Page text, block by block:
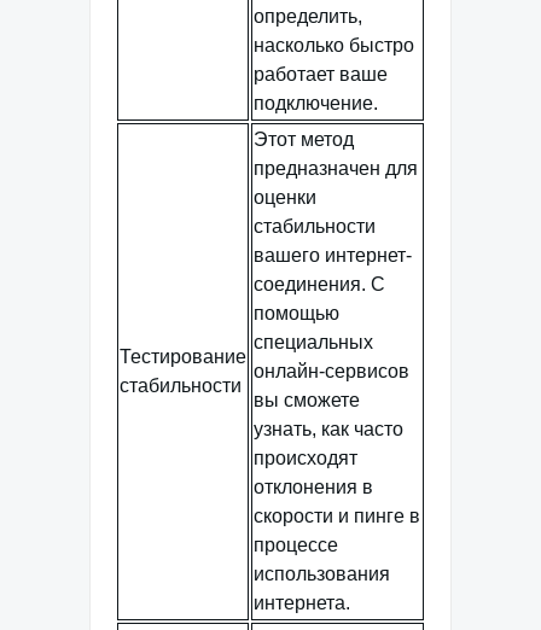
определить,
насколько быстро
работает ваше
подключение.
Тестирование
стабильности
Этот метод
предназначен для
оценки
стабильности
вашего интернет-
соединения. С
помощью
специальных
онлайн-сервисов
вы сможете
узнать, как часто
происходят
отклонения в
скорости и пинге в
процессе
использования
интернета.